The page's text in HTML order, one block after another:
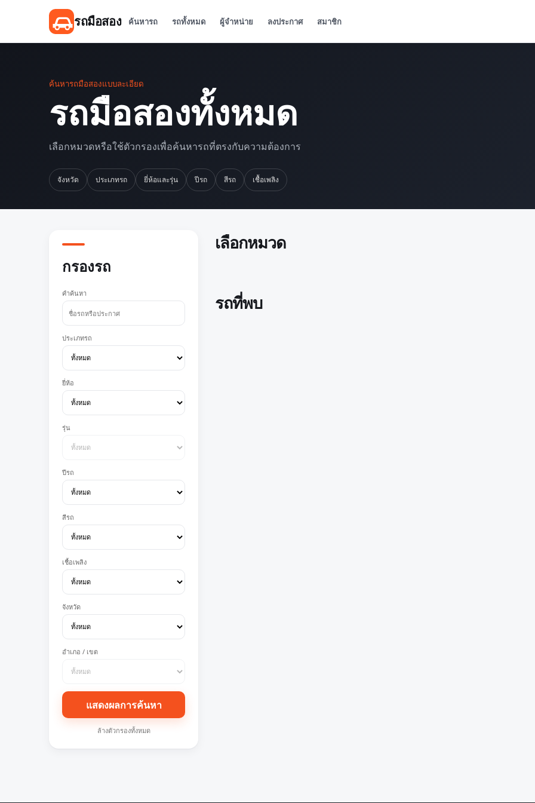
รถมือสอง ค้นหารถ รถทั้งหมด ผู้จำหน่าย ลงประกาศ สมาชิก
ค้นหารถมือสองแบบละเอียด
รถมือสองทั้งหมด
เลือกหมวดหรือใช้ตัวกรองเพื่อค้นหารถที่ตรงกับความต้องการ
จังหวัด ประเภทรถ ยี่ห้อและรุ่น ปีรถ สีรถ เชื้อเพลิง
กรองรถ
คำค้นหา
ประเภทรถ
ยี่ห้อ
รุ่น
ปีรถ
สีรถ
เชื้อเพลิง
จังหวัด
อำเภอ / เขต
แสดงผลการค้นหา
ล้างตัวกรองทั้งหมด
เลือกหมวด
รถที่พบ